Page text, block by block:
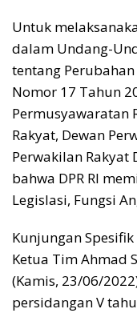
Untuk
dalam Undang-
tentang
Nomor 17 Tahun
Permusyawaratan
Rakyat, Dewan
Perwakilan Rakyat
bahwa DPR RI
Legislasi, Fungsi
Kunjungan
Ketua Tim Ahmad
(Kamis, 23/06/
persidangan V